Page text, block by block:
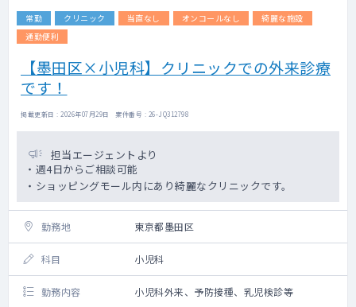
常勤 クリニック 当直なし オンコールなし
綺麗な施設
通勤便利
【墨田区×小児科】クリニックでの外来診療
です！
掲載更新日 : 2026年07月29日 案件番号 : 26-JQ312798
担当エージェントより
・週4日からご相談可能
・ショッピングモール内にあり綺麗なクリニックです。
勤務地 東京都墨田区
科目 小児科
勤務内容 小児科外来、予防接種、乳児検診等